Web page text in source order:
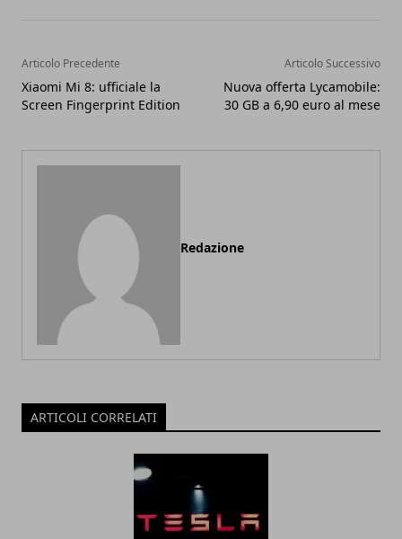
Articolo Precedente
Xiaomi Mi 8: ufficiale la
Screen Fingerprint Edition
Articolo Successivo
Nuova offerta Lycamobile:
30 GB a 6,90 euro al mese
Redazione
ARTICOLI CORRELATI